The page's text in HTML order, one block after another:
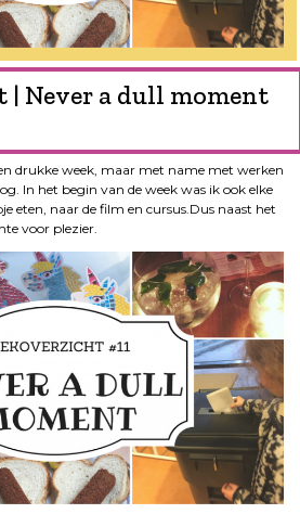
| Never a dull moment
drukke week, maar met name met werken
In het begin van de week was ik ook elke
eten, naar de film en cursus.Dus naast het
voor plezier.